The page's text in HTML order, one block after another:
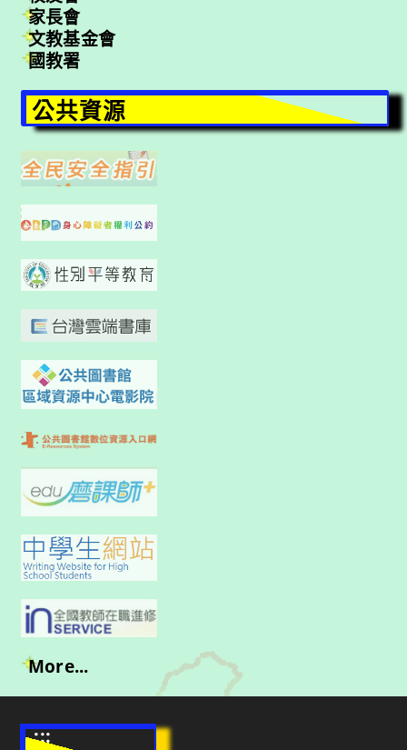
家長會
文教基金會
國教署
公共資源
More...
:::